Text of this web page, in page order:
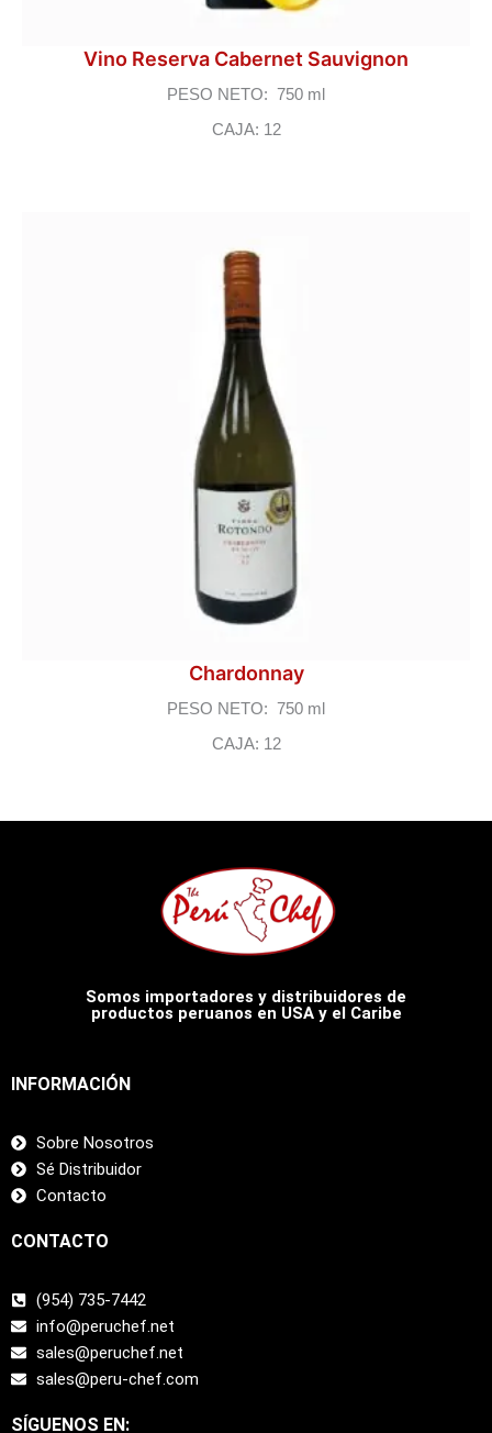
Vino Reserva Cabernet Sauvignon
PESO NETO: 750 ml
CAJA: 12
Chardonnay
PESO NETO: 750 ml
CAJA: 12
Somos importadores y distribuidores de
productos peruanos en USA y el Caribe
INFORMACIÓN
Sobre Nosotros
Sé Distribuidor
Contacto
CONTACTO
(954) 735-7442
info@peruchef.net
sales@peruchef.net
sales@peru-chef.com
SÍGUENOS EN: